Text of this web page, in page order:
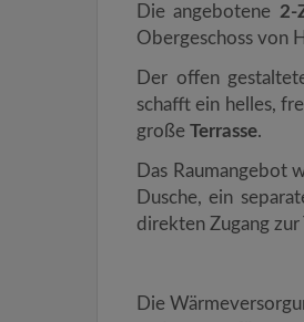
Die angebotene 2-
Obergeschoss von
Der offen
schafft ein helles,
große Terrasse.
Das Raumangebot
Dusche, ein
direkten Zugang zur
Die